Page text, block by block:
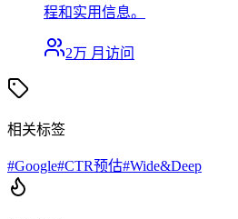
程和实用信息。
2万 月访问
相关标签
#Google#CTR预估#Wide&Deep